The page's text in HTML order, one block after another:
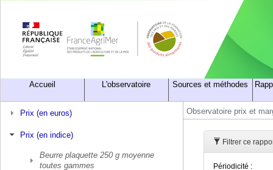
Accueil L'observatoire Sources et méthodes
Prix (en euros)
Prix (en indice)
Beurre plaquette 250 g moyenne
toutes gammes
Observatoire prix et
Filtrer ce
Périodicité :